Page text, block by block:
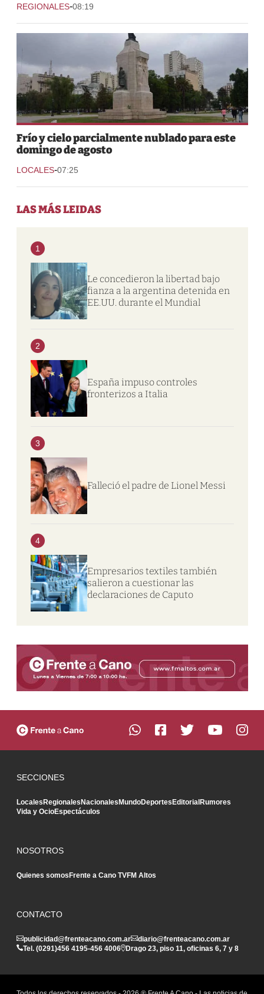
REGIONALES-08:19
Frío y cielo parcialmente nublado para este
domingo de agosto
LOCALES-07:25
LAS MÁS LEIDAS
1
Le concedieron la libertad bajo
fianza a la argentina detenida en
EE.UU. durante el Mundial
2
España impuso controles
fronterizos a Italia
3
Falleció el padre de Lionel Messi
4
Empresarios textiles también
salieron a cuestionar las
declaraciones de Caputo
SECCIONES
LocalesRegionalesNacionalesMundoDeportesEditorialRumores
Vida y OcioEspectáculos
NOSOTROS
Quienes somosFrente a Cano TVFM Altos
CONTACTO
publicidad@frenteacano.com.ar
diario@frenteacano.com.ar
Tel. (0291)456 4195-456 4006 Drago 23, piso 11, oficinas 6, 7 y 8